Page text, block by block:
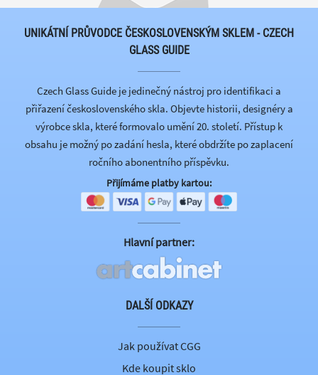
UNIKÁTNÍ PRŮVODCE ČESKOSLOVENSKÝM SKLEM - CZECH
GLASS GUIDE
Czech Glass Guide je jedinečný nástroj pro identifikaci a
přiřazení československého skla. Objevte historii, designéry a
výrobce skla, které formovalo umění 20. století. Přístup k
obsahu je možný po zadání hesla, které obdržíte po zaplacení
ročního abonentního příspěvku.
Přijímáme platby kartou:
Hlavní partner:
DALŠÍ ODKAZY
Jak používat CGG
Kde koupit sklo